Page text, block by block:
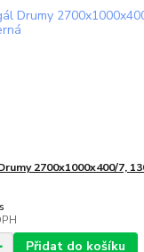
2700x1000x400/7,
Přidat do košíku